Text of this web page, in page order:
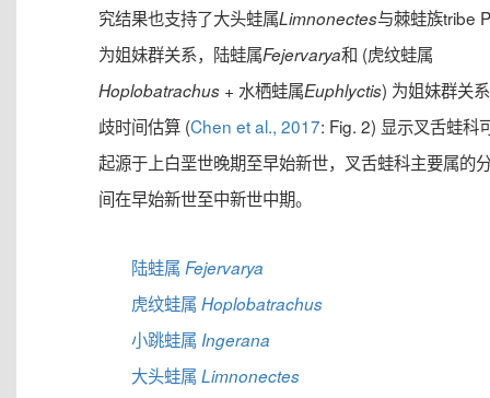
究结果也支持了大头蛙属Limnonectes与棘蛙族tribe
为姐妹群关系，陆蛙属Fejervarya和 (虎纹蛙属
Hoplobatrachus + 水栖蛙属Euphlyctis) 为姐妹群关
歧时间估算 (Chen et al., 2017: Fig. 2) 显示叉舌蛙科
起源于上白垩世晚期至早始新世，叉舌蛙科主要属的
间在早始新世至中新世中期。
陆蛙属 Fejervarya
虎纹蛙属 Hoplobatrachus
小跳蛙属 Ingerana
大头蛙属 Limnonectes